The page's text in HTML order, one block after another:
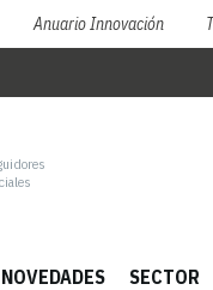
Anuario Innovación
NOVEDADES SECTOR